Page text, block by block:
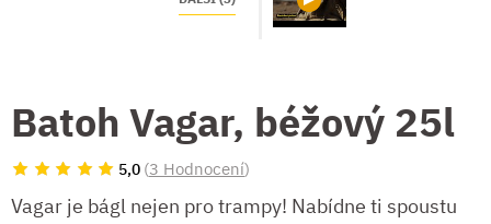
Batoh Vagar, béžový 25l
5,0 (3 Hodnocení)
Vagar je bágl nejen pro trampy! Nabídne ti spoustu